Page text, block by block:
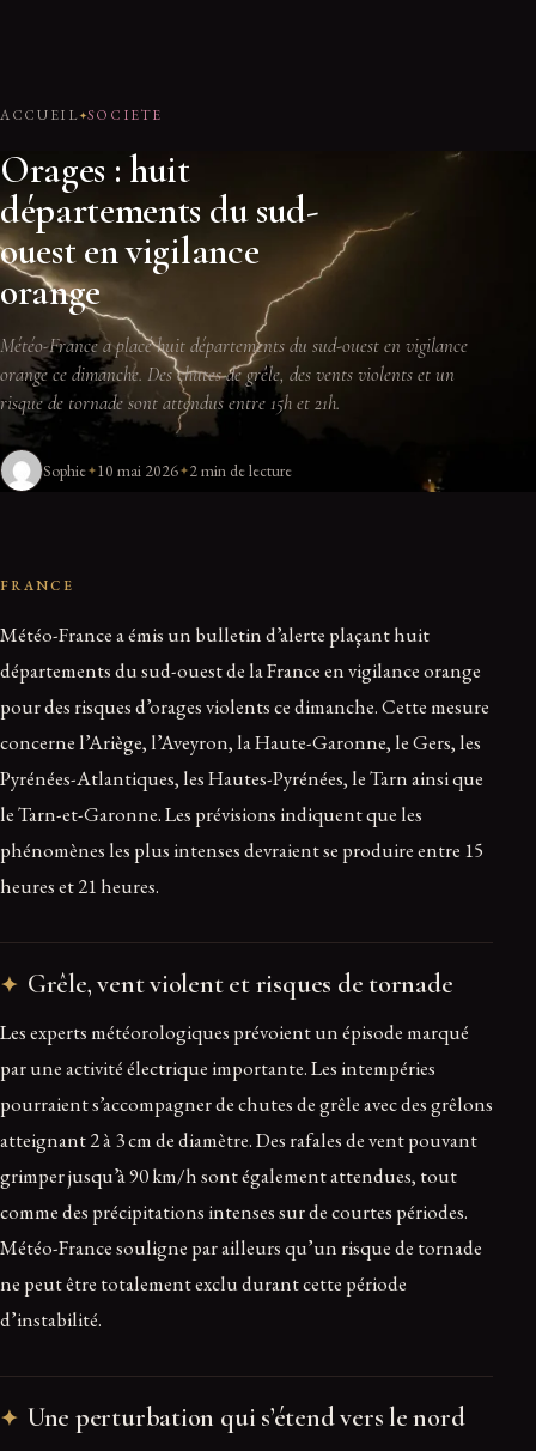
ACCUEIL SOCIETE
Orages : huit
départements du sud-
ouest en vigilance
orange
Météo-France a placé huit départements du sud-ouest en vigilance
orange ce dimanche. Des chutes de grêle, des vents violents et un
risque de tornade sont attendus entre 15h et 21h.
Sophie 10 mai 2026 2 min de lecture
FRANCE
Météo-France a émis un bulletin d’alerte plaçant huit
départements du sud-ouest de la France en vigilance orange
pour des risques d’orages violents ce dimanche. Cette mesure
concerne l’Ariège, l’Aveyron, la Haute-Garonne, le Gers, les
Pyrénées-Atlantiques, les Hautes-Pyrénées, le Tarn ainsi que
le Tarn-et-Garonne. Les prévisions indiquent que les
phénomènes les plus intenses devraient se produire entre 15
heures et 21 heures.
Grêle, vent violent et risques de tornade
Les experts météorologiques prévoient un épisode marqué
par une activité électrique importante. Les intempéries
pourraient s’accompagner de chutes de grêle avec des grêlons
atteignant 2 à 3 cm de diamètre. Des rafales de vent pouvant
grimper jusqu’à 90 km/h sont également attendues, tout
comme des précipitations intenses sur de courtes périodes.
Météo-France souligne par ailleurs qu’un risque de tornade
ne peut être totalement exclu durant cette période
d’instabilité.
Une perturbation qui s’étend vers le nord